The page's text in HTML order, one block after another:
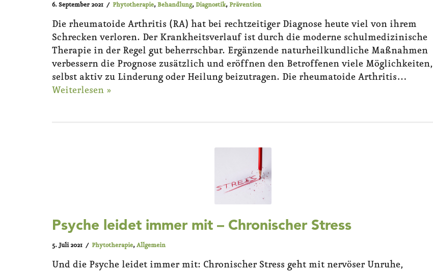
6. September 2021 Phytotherapie, Behandlung, Diagnostik, Prävention
Die rheumatoide Arthritis (RA) hat bei rechtzeitiger Diagnose heute viel von ihrem
Schrecken verloren. Der Krankheitsverlauf ist durch die moderne schulmedizinische
Therapie in der Regel gut beherrschbar. Ergänzende naturheilkundliche Maßnahmen
verbessern die Prognose zusätzlich und eröffnen den Betroffenen viele Möglichkeiten,
selbst aktiv zu Linderung oder Heilung beizutragen. Die rheumatoide Arthritis…
Weiterlesen »
Psyche leidet immer mit – Chronischer Stress
5. Juli 2021 Phytotherapie, Allgemein
Und die Psyche leidet immer mit: Chronischer Stress geht mit nervöser Unruhe,